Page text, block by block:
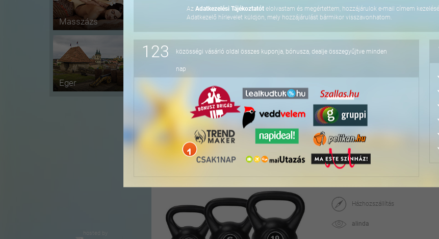
Az Adatkezelési Tájékoztatót elolvastam és megértettem, hozzájárulok e-mail címem
Adatkezelő hírlevelet küldjön, mely hozzájárulást bármikor visszavonhatom.
123 közösségi vásárló oldal összes kuponja, bónusza, dealje összegyűjtve minden
nap
Masszázs
Eger
hosted by
87.990 Ft
-25% 10 m-es, 8 kg-os
alinda
14.990 Ft
Kettlebell szett 4, 6
Házhozszállítás
alinda